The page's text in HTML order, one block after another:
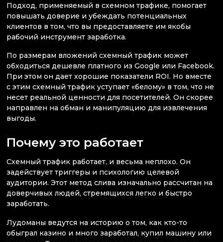
Подход, применяемый в схемном трафике, помогает
повышать доверие и убеждать потенциальных
клиентов в том, что вы предоставляете им якобы
рабочий инструмент заработка.
По размерам вложений схемный трафик может
обходиться дешевле платного из Google или Facebook.
При этом он дает хорошие показатели ROI. Но вместе
с этим схемный трафик уступает «белому» в том, что не
несет реальной ценности для посетителей. Он скорее
направлен на обман и манипуляцию для извлечения
выгоды.
Почему это работает
Схемный трафик работает, и весьма неплохо. Он
задействует триггеры и психологию целевой
аудитории. Этот метод слива изначально рассчитан на
доверчивых людей, стремящихся легко и быстро
заработать.
Лудоманы ведутся на историю о том, как кто-то
обыграл казино и много заработал, купил машину или